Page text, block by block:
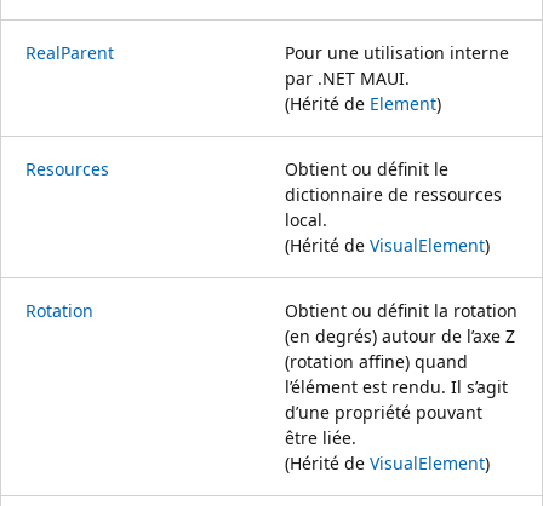
RealParent
Pour une utilisation interne
par .NET MAUI.
(Hérité de Element)
Resources
Obtient ou définit le
dictionnaire de ressources
local.
(Hérité de VisualElement)
Rotation
Obtient ou définit la rotation
(en degrés) autour de l’axe Z
(rotation affine) quand
l’élément est rendu. Il s’agit
d’une propriété pouvant
être liée.
(Hérité de VisualElement)